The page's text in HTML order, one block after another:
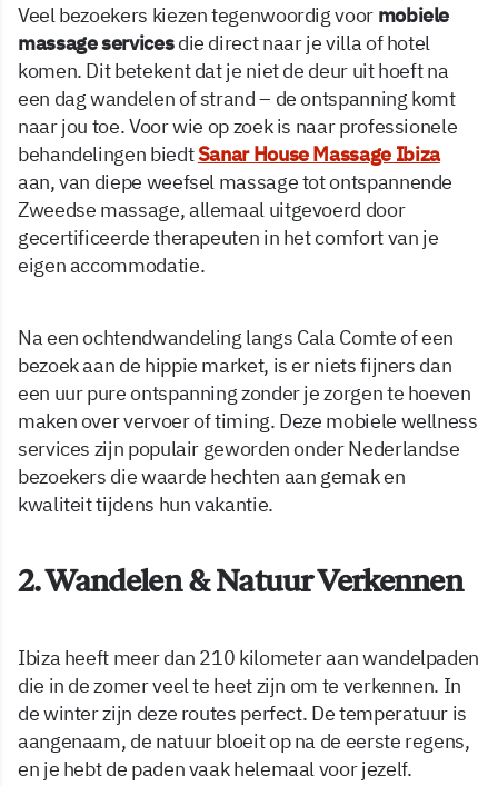
Veel bezoekers kiezen tegenwoordig voor mobiele
massage servicesdie direct naar je villa of hotel
komen. Dit betekent dat je niet de deur uit hoeft na
een dag wandelen of strand – de ontspanning komt
naar jou toe. Voor wie op zoek is naar professionele
behandelingen biedtSanar House Massage Ibiza
aan, van diepe weefsel massage tot ontspannende
Zweedse massage, allemaal uitgevoerd door
gecertificeerde therapeuten in het comfort van je
eigen accommodatie.
Na een ochtendwandeling langs Cala Comte of een
bezoek aan de hippie market, is er niets fijners dan
een uur pure ontspanning zonder je zorgen te hoeven
maken over vervoer of timing. Deze mobiele wellness
services zijn populair geworden onder Nederlandse
bezoekers die waarde hechten aan gemak en
kwaliteit tijdens hun vakantie.
2. Wandelen & Natuur Verkennen
Ibiza heeft meer dan 210 kilometer aan wandelpaden
die in de zomer veel te heet zijn om te verkennen. In
de winter zijn deze routes perfect. De temperatuur is
aangenaam, de natuur bloeit op na de eerste regens,
en je hebt de paden vaak helemaal voor jezelf.